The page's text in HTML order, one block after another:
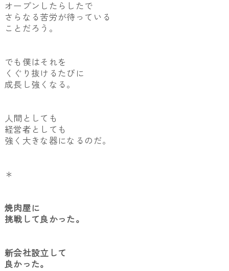
オープンしたらしたで
さらなる苦労が待っている
ことだろう。
でも僕はそれを
くぐり抜けるたびに
成長し強くなる。
人間としても
経営者としても
強く大きな器になるのだ。
＊
焼肉屋に
挑戦して良かった。
新会社設立して
良かった。